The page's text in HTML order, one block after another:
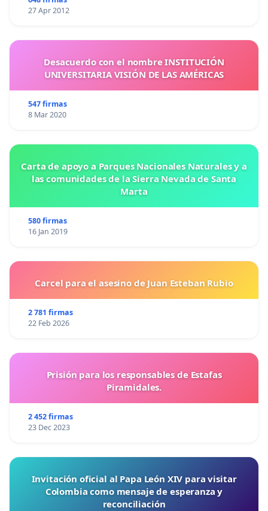
27 Apr 2012
Desacuerdo con el nombre INSTITUCIÓN
UNIVERSITARIA VISIÓN DE LAS AMÉRICAS
547 firmas
8 Mar 2020
Carta de apoyo a Parques Nacionales Naturales y a
las comunidades de la Sierra Nevada de Santa
Marta
580 firmas
16 Jan 2019
Carcel para el asesino de Juan Esteban Rubio
2 781 firmas
22 Feb 2026
Prisión para los responsables de Estafas
Piramidales.
2 452 firmas
23 Dec 2023
Invitación oficial al Papa León XIV para visitar
Colombia como mensaje de esperanza y
reconciliación